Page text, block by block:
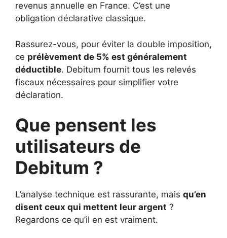
revenus annuelle en France. C’est une
obligation déclarative classique.
Rassurez-vous, pour éviter la double imposition,
ce prélèvement de 5% est généralement
déductible. Debitum fournit tous les relevés
fiscaux nécessaires pour simplifier votre
déclaration.
Que pensent les
utilisateurs de
Debitum ?
L’analyse technique est rassurante, mais qu’en
disent ceux qui mettent leur argent ?
Regardons ce qu’il en est vraiment.